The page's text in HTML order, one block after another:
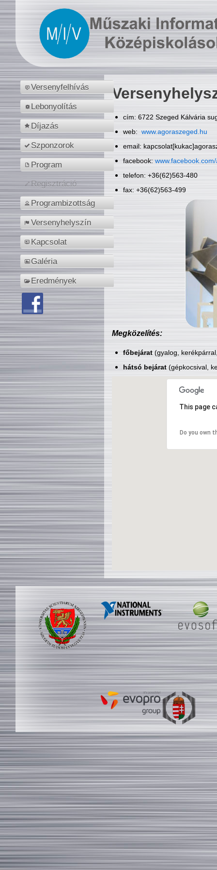
Versenyfelhívás
Lebonyolítás
Díjazás
Szponzorok
Program
Regisztráció
Programbizottság
Versenyhelyszín
Kapcsolat
Galéria
Eredmények
cím: 6722 Szeged Kálvária
web: www.agoraszeged.hu
email:
facebook:
telefon: +36(62)563-480
fax: +36(62)563-499
Megközelítés:
főbejárat(gyalog,
hátsó bejárat(gépkocsival,
This page
Do you own